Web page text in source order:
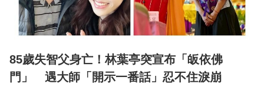
85歲失智父身亡！林葉亭突宣布「皈依佛
門」 遇大師「開示一番話」忍不住淚崩